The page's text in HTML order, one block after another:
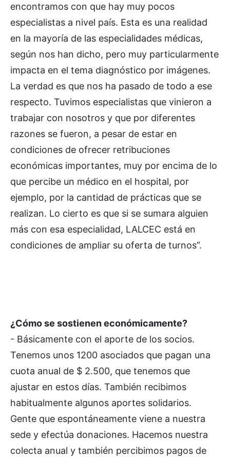
encontramos con que hay muy pocos
especialistas a nivel país. Esta es una realidad
en la mayoría de las especialidades médicas,
según nos han dicho, pero muy particularmente
impacta en el tema diagnóstico por imágenes.
La verdad es que nos ha pasado de todo a ese
respecto. Tuvimos especialistas que vinieron a
trabajar con nosotros y que por diferentes
razones se fueron, a pesar de estar en
condiciones de ofrecer retribuciones
económicas importantes, muy por encima de lo
que percibe un médico en el hospital, por
ejemplo, por la cantidad de prácticas que se
realizan. Lo cierto es que si se sumara alguien
más con esa especialidad, LALCEC está en
condiciones de ampliar su oferta de turnos”.
¿Cómo se sostienen económicamente?
- Básicamente con el aporte de los socios.
Tenemos unos 1200 asociados que pagan una
cuota anual de $ 2.500, que tenemos que
ajustar en estos días. También recibimos
habitualmente algunos aportes solidarios.
Gente que espontáneamente viene a nuestra
sede y efectúa donaciones. Hacemos nuestra
colecta anual y también percibimos pagos de